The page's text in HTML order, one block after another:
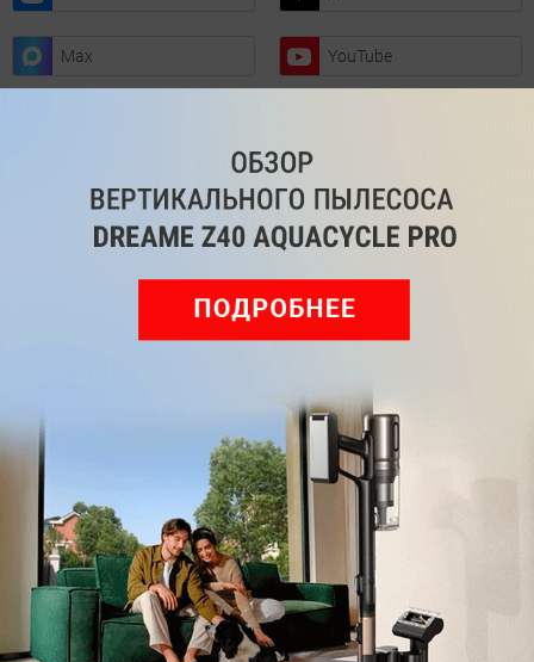
Max YouTube
Зарегистрируйтесь
оставить комментарий
Рекомендуем